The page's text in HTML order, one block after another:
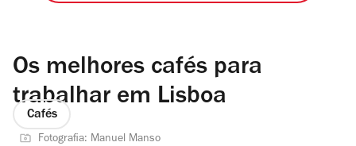
Os melhores cafés para
trabalhar em Lisboa
Cafés
Fotografia: Manuel Manso